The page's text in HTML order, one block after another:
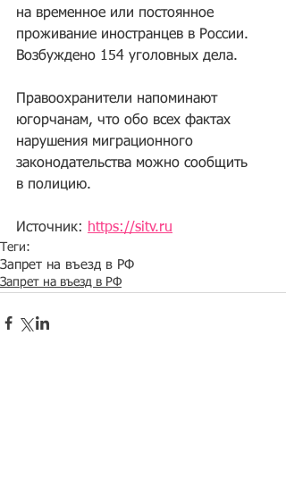
на временное или постоянное
проживание иностранцев в России.
Возбуждено 154 уголовных дела.
Правоохранители напоминают
югорчанам, что обо всех фактах
нарушения миграционного
законодательства можно сообщить
в полицию.
Источник: https://sitv.ru
Теги:
Запрет на въезд в РФ
Запрет на въезд в РФ